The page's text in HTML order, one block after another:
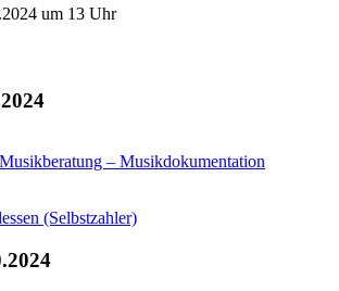
um 13 Uhr
– Musikdokumentation
(Selbstzahler)